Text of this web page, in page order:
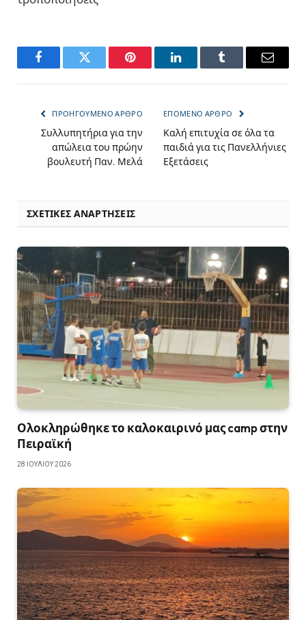
FacebookTwitter Pinterest LinkedInTumblr Email
ΠΡΟΗΓΟΎΜΕΝΟ ΆΡΘΡΟ
Συλλυπητήρια για την
απώλεια του πρώην
βουλευτή Παν. Μελά
ΕΠΌΜΕΝΟ ΆΡΘΡΟ
Καλή επιτυχία σε όλα τα
παιδιά για τις Πανελλήνιες
Εξετάσεις
ΣΧΕΤΙΚΈΣ ΑΝΑΡΤΉΣΕΙΣ
Ολοκληρώθηκε το καλοκαιρινό μας camp στην
Πειραϊκή
28 ΙΟΥΛΊΟΥ 2026